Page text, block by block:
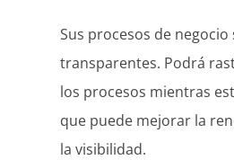
Sus procesos de
transparentes. Podrá
los procesos mientras
que puede mejorar la
la visibilidad.